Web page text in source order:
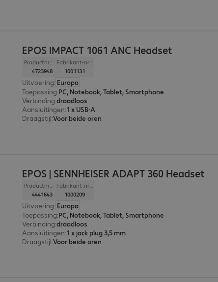
EPOS IMPACT 1061 ANC Headset
Productnr.:
4723948
Fabrikant-nr.:
1001131
Uitvoering: Europa
Toepassing:PC, Notebook, Tablet, Smartphone
Verbinding:draadloos
Aansluitingen:1 x USB-A
Draagstijl:Voor beide oren
EPOS | SENNHEISER ADAPT 360 Headset
Productnr.:
4441643
Fabrikant-nr.:
1000209
Uitvoering: Europa
Toepassing:PC, Notebook, Tablet, Smartphone
Verbinding:draadloos
Aansluitingen:1 x jack plug 3,5 mm
Draagstijl:Voor beide oren